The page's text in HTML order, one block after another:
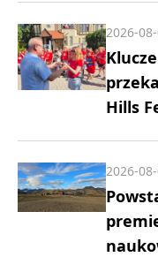
Hills
2026-
2026-